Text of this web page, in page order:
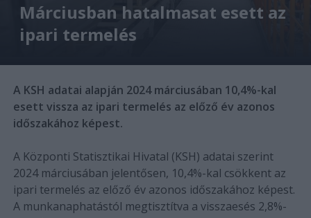
Márciusban hatalmasat esett az
ipari termelés
A KSH adatai alapján 2024 márciusában 10,4%-kal
esett vissza az ipari termelés az előző év azonos
időszakához képest.
A Központi Statisztikai Hivatal (KSH) adatai szerint
2024 márciusában jelentősen, 10,4%-kal csökkent az
ipari termelés az előző év azonos időszakához képest.
A munkanaphatástól megtisztítva a visszaesés 2,8%-